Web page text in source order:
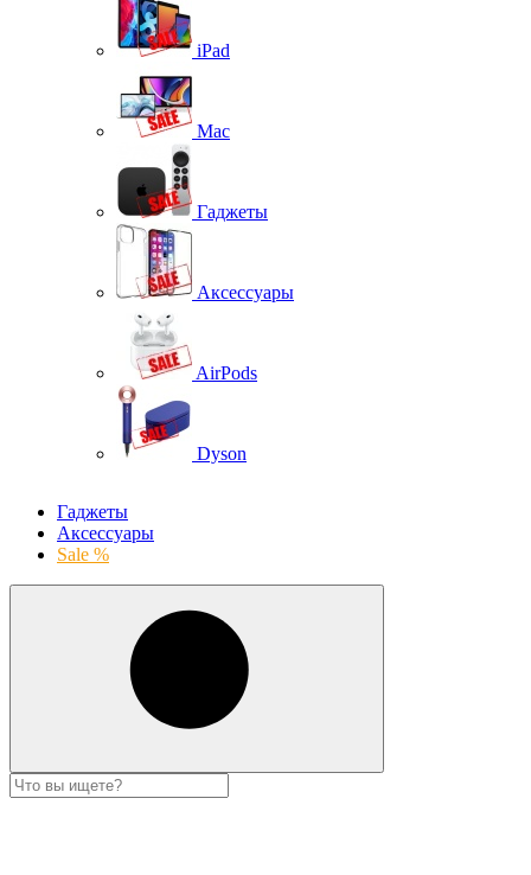
iPad
Mac
Гаджеты
Аксессуары
AirPods
Dyson
Гаджеты
Аксессуары
Sale %